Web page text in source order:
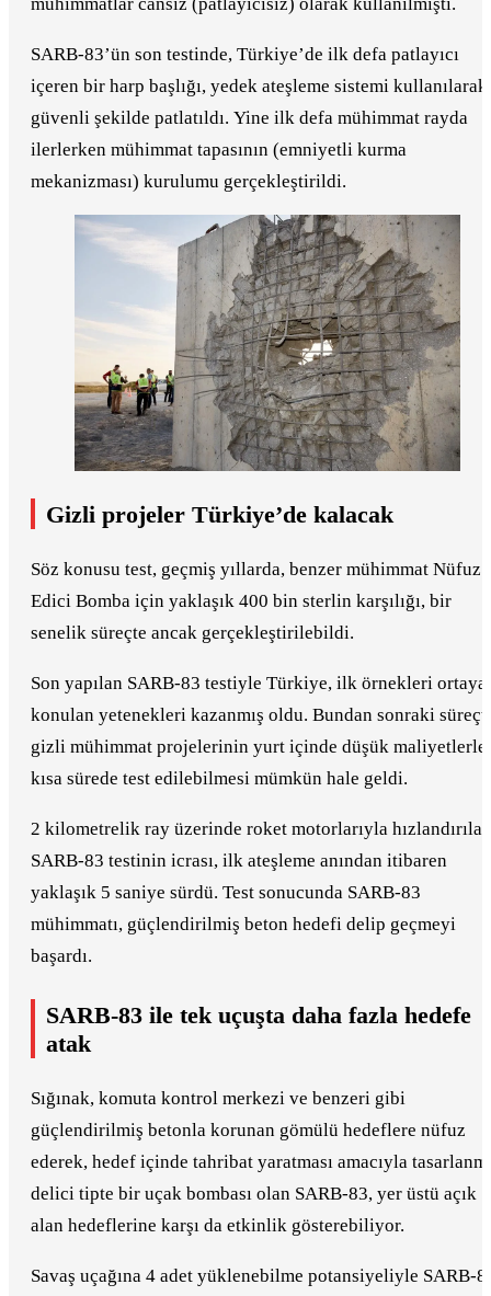
SARB-83’ün son testinde, Türkiye’de ilk defa patlayıcı
içeren bir harp başlığı, yedek ateşleme sistemi kullanılarak
güvenli şekilde patlatıldı. Yine ilk defa mühimmat rayda
ilerlerken mühimmat tapasının (emniyetli kurma
mekanizması) kurulumu gerçekleştirildi.
Gizli projeler Türkiye’de kalacak
Söz konusu test, geçmiş yıllarda, benzer mühimmat Nüfuz
Edici Bomba için yaklaşık 400 bin sterlin karşılığı, bir
senelik süreçte ancak gerçekleştirilebildi.
Son yapılan SARB-83 testiyle Türkiye, ilk örnekleri ortaya
konulan yetenekleri kazanmış oldu. Bundan sonraki
gizli mühimmat projelerinin yurt içinde düşük maliyetlerle
kısa sürede test edilebilmesi mümkün hale geldi.
2 kilometrelik ray üzerinde roket motorlarıyla hızlandırılan
SARB-83 testinin icrası, ilk ateşleme anından itibaren
yaklaşık 5 saniye sürdü. Test sonucunda SARB-83
mühimmatı, güçlendirilmiş beton hedefi delip geçmeyi
başardı.
SARB-83 ile tek uçuşta daha fazla hedefe
atak
Sığınak, komuta kontrol merkezi ve benzeri gibi
güçlendirilmiş betonla korunan gömülü hedeflere nüfuz
ederek, hedef içinde tahribat yaratması amacıyla
delici tipte bir uçak bombası olan SARB-83, yer üstü açık
alan hedeflerine karşı da etkinlik gösterebiliyor.
Savaş uçağına 4 adet yüklenebilme potansiyeliyle SARB-